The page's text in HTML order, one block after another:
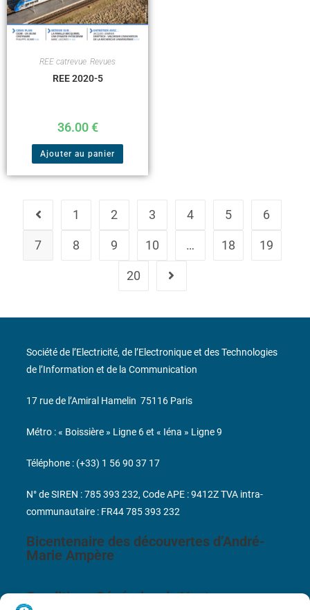
REE catrevue Revues
REE 2020-5
36.00€
Ajouter au panier
1 2 3 4 5 6
7 8 9 10 … 18 19
20
Bicentenaire des découvertes d’André-
Marie Ampère
Conditions Générales de Vente
Société de l’Electricité, de l’Electronique et des Technologies
de l’Information et de la Communication
17 rue de l’Amiral Hamelin 75116 Paris
Métro : « Boissière » Ligne 6 et « Iéna » Ligne 9
Téléphone : (+33) 1 56 90 37 17
N° de SIREN : 785 393 232, Code APE : 9412Z TVA intra-
communautaire : FR44 785 393 232